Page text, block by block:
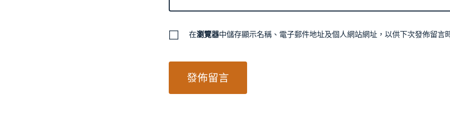
在瀏覽器中儲存顯示名稱、電子郵件地址及個人網站網址，以供下次發佈留言